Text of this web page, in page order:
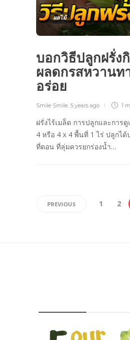
ผลไม้
บอกวิธีปลูกฝรั่ง
ผลดกรสหวานท
อร่อย
Smile Smile, 5 years ago 1
ฝรั่งไร้เมล็ด การปลูกและการ
4 หรือ 4 x 4 พื้นที่ 1 ไร่ ปลูกไ
ที่ดอน ที่ลุ่มควรยกร่องน้ำ…
PREVIOUS 1 2